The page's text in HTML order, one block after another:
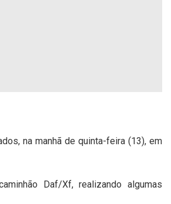
na manhã de quinta-feira (13), em
Daf/Xf, realizando algumas